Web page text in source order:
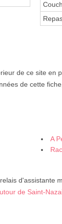
de ce site en
de cette
A
d'assistante
de Saint-